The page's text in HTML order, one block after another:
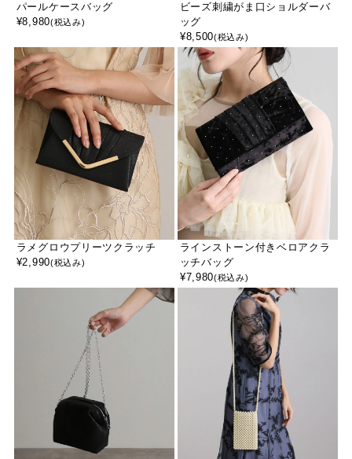
パールケースバッグ
¥8,980(税込み)
ビーズ刺繍がま口ショルダーバ
ッグ
¥8,500(税込み)
ラメグロウプリーツクラッチ
¥2,990(税込み)
ラインストーン付きベロアクラ
ッチバッグ
¥7,980(税込み)